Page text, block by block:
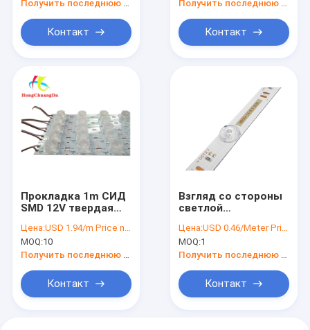
прокладки IP20 СИД
Контакт
IP65 18
Контакт
Прокладка 1m СИД
SMD 12V твердая
освещения светлой
коробки
домашнего
Цена:USD 1.94/m Price negotiable
MOQ:10
Получить последнюю цену
Контакт
Взгляд со стороны
светлой
IP44 IP45 22LM SMD
для коробки
двойника, который
светлой
Цена:USD 0.46/Meter Price negotiable
MOQ:1
Получить последнюю цену
Контакт